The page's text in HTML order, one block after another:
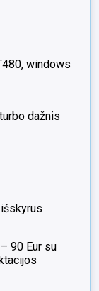
windows
dažnis
90 Eur su